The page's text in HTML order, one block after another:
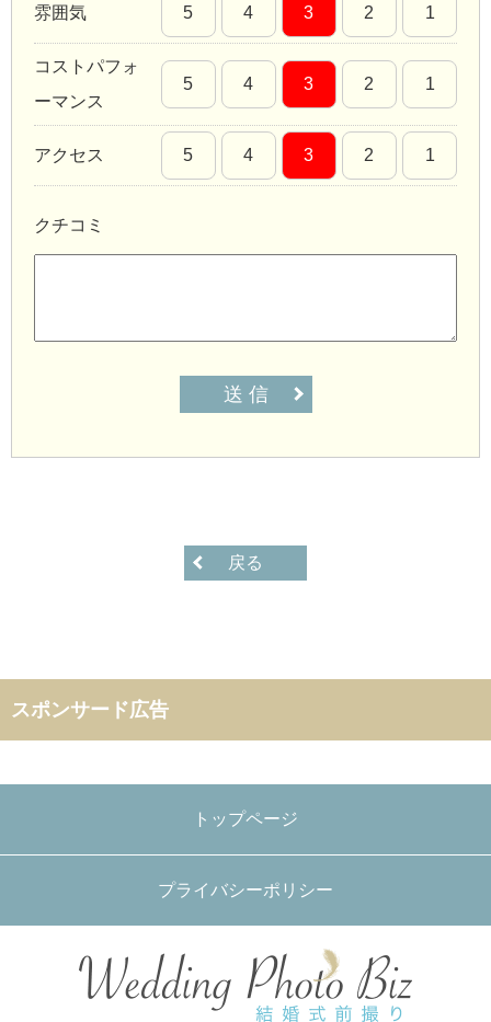
雰囲気 5 4 3 2 1
コストパフォ
ーマンス
5 4 3 2 1
アクセス 5 4 3 2 1
クチコミ
送 信
戻る
スポンサード広告
トップページ
プライバシーポリシー